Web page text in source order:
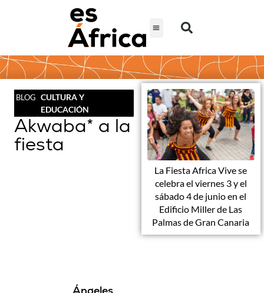
BLOG CULTURA Y
EDUCACIÓN
Akwaba* a la
fiesta
La Fiesta Africa Vive se
celebra el viernes 3 y el
sábado 4 de junio en el
Edificio Miller de Las
Palmas de Gran Canaria